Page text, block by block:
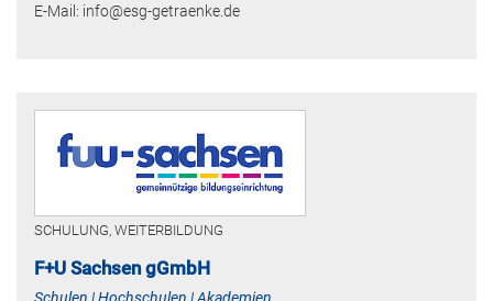
E-Mail: info@esg-getraenke.de
SCHULUNG, WEITERBILDUNG
F+U Sachsen gGmbH
Schulen | Hochschulen | Akademien